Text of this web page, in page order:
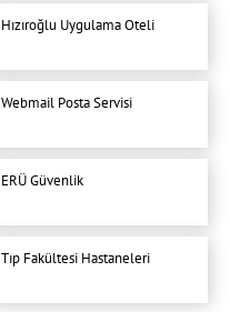
Hızıroğlu Uygulama Oteli
Webmail Posta Servisi
ERÜ Güvenlik
Tıp Fakültesi Hastaneleri